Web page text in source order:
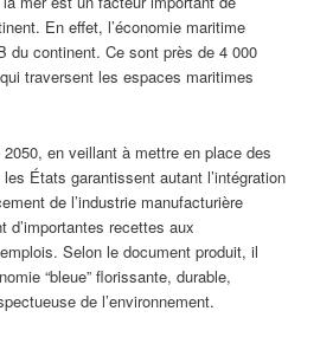
En effet, l’économie maritime
du continent. Ce sont près de 4 000
traversent les espaces maritimes
en veillant à mettre en place des
États garantissent autant l’intégration
de l’industrie manufacturière
d’importantes recettes aux
Selon le document produit, il
“bleue” florissante, durable,
de l’environnement.